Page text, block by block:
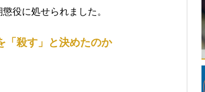
役に処せられました。
「殺す」と決めたのか